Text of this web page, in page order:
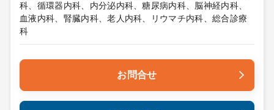
科、循環器内科、内分泌内科、糖尿病内科、脳神経内科、
血液内科、腎臓内科、老人内科、リウマチ内科、総合診療
科
お問合せ